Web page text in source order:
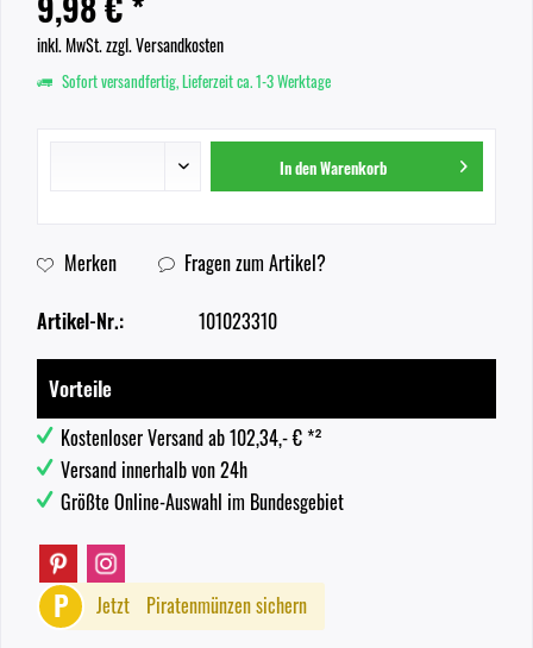
inkl. MwSt.zzgl. Versandkosten
Sofort versandfertig, Lieferzeit ca. 1-3 Werktage
In denWarenkorb
Merken Fragen zum Artikel?
Artikel-Nr.: 101023310
Vorteile
Kostenloser Versand ab 102,34,- € *²
Versand innerhalb von 24h
Größte Online-Auswahl im Bundesgebiet
P Jetzt Piratenmünzen sichern